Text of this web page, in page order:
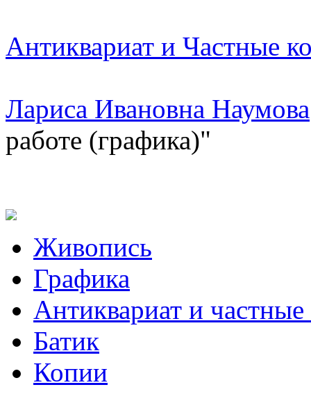
Антиквариат и Частные
Лариса Ивановна Наумова
работе (графика)"
Живопись
Графика
Антиквариат и
Батик
Копии